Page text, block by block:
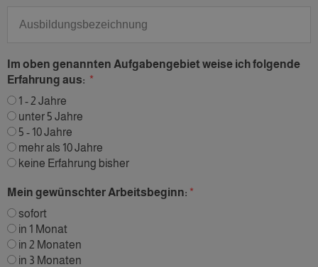
Im oben genannten Aufgabengebiet weise ich folgende
Erfahrung aus:
1 - 2 Jahre
unter 5 Jahre
5 - 10 Jahre
mehr als 10 Jahre
keine Erfahrung bisher
Mein gewünschter Arbeitsbeginn:
sofort
in 1 Monat
in 2 Monaten
in 3 Monaten